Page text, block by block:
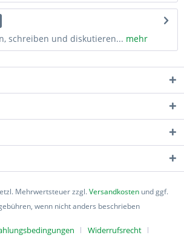
schreiben und diskutieren... mehr
Mehrwertsteuer zzgl.Versandkosten und ggf.
wenn nicht anders beschrieben
Widerrufsrecht